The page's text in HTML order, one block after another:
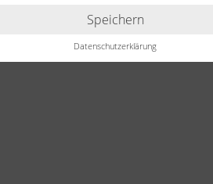
Speichern
Datenschutzerklärung